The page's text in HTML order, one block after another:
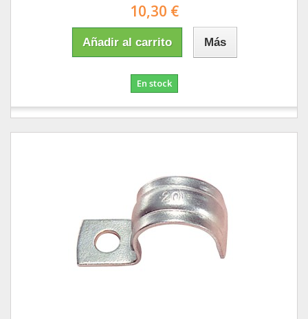
10,30 €
Añadir al carrito Más
En stock